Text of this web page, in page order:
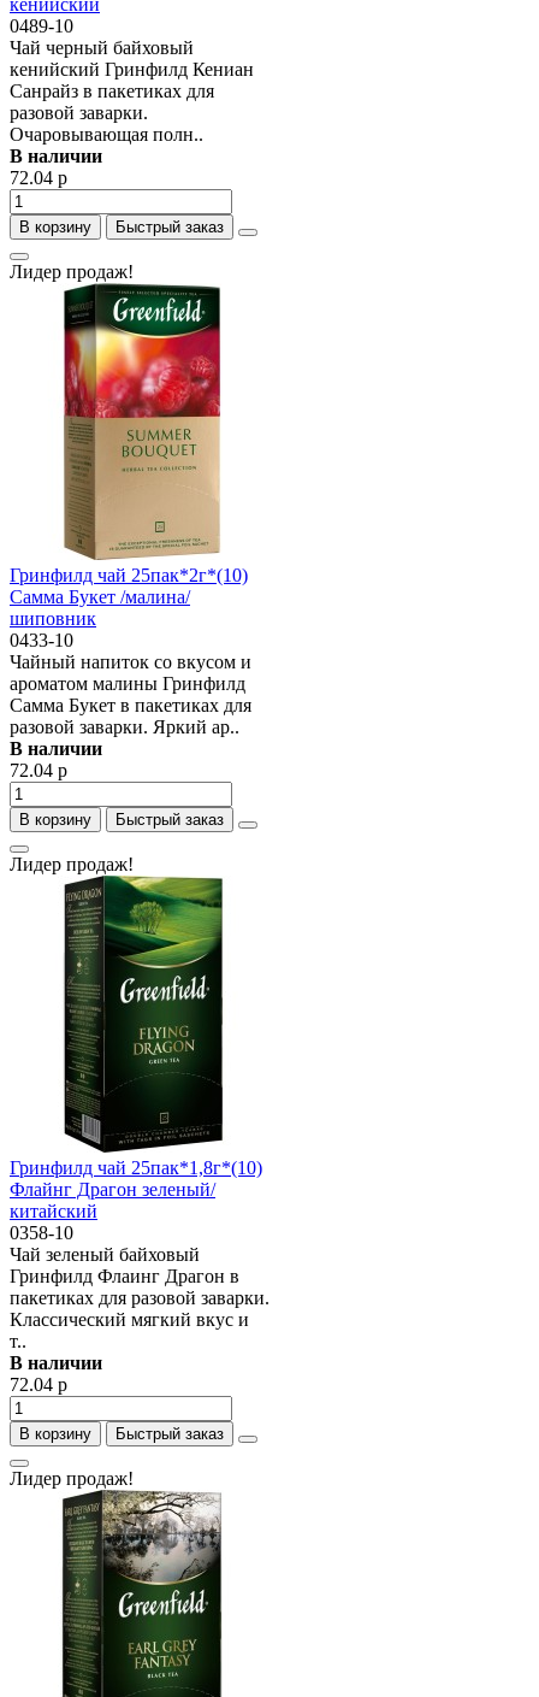
кенийский
0489-10
Чай черный байховый
кенийский Гринфилд Кениан
Санрайз в пакетиках для
разовой заварки.
Очаровывающая полн..
В наличии
72.04 р
В корзину Быстрый заказ
Лидер продаж!
Гринфилд чай 25пак*2г*(10)
Самма Букет /малина/
шиповник
0433-10
Чайный напиток со вкусом и
ароматом малины Гринфилд
Самма Букет в пакетиках для
разовой заварки. Яркий ар..
В наличии
72.04 р
В корзину Быстрый заказ
Лидер продаж!
Гринфилд чай 25пак*1,8г*(10)
Флайнг Драгон зеленый/
китайский
0358-10
Чай зеленый байховый
Гринфилд Флаинг Драгон в
пакетиках для разовой заварки.
Классический мягкий вкус и
т..
В наличии
72.04 р
В корзину Быстрый заказ
Лидер продаж!